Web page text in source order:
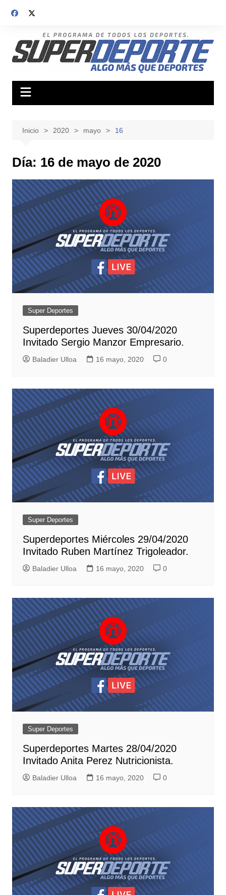
Inicio 2020 mayo 16
Día: 16 de mayo de 2020
Super Deportes
Superdeportes Jueves 30/04/2020
Invitado Sergio Manzor Empresario.
Baladier Ulloa 16 mayo, 2020 0
Super Deportes
Superdeportes Miércoles 29/04/2020
Invitado Ruben Martínez Trigoleador.
Baladier Ulloa 16 mayo, 2020 0
Super Deportes
Superdeportes Martes 28/04/2020
Invitado Anita Perez Nutricionista.
Baladier Ulloa 16 mayo, 2020 0